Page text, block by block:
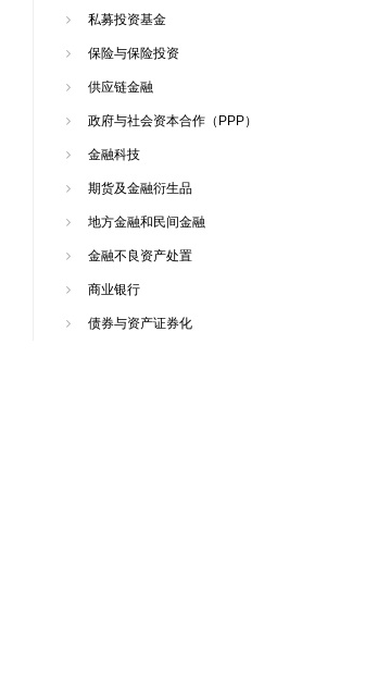
私募投资基金
保险与保险投资
供应链金融
政府与社会资本合作（PPP）
金融科技
期货及金融衍生品
地方金融和民间金融
金融不良资产处置
商业银行
债券与资产证券化